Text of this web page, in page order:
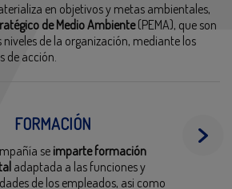
en objetivos y metas ambientales,
de Medio Ambiente(PEMA), que son
de la organización, mediante los
de acción.
FORMACIÓN
se imparte formación
adaptada a las funciones y
de los empleados, asi como